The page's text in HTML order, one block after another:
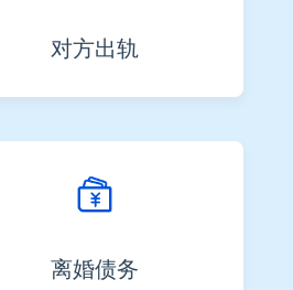
对方出轨
离婚债务